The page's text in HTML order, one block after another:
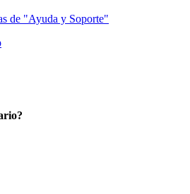
de "Ayuda y Soporte"